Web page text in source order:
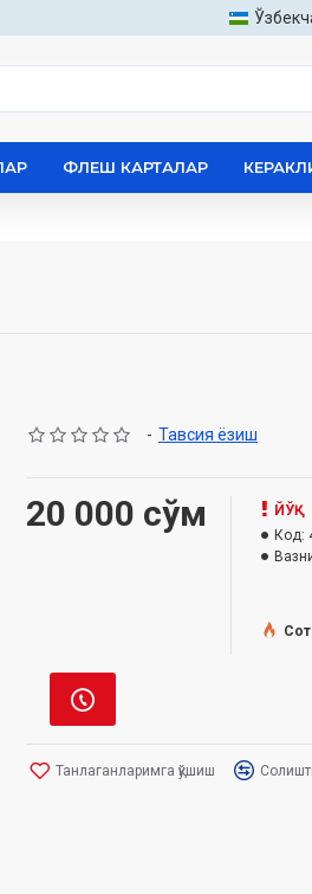
ФЛЕШ КАРТАЛАР
- Тавсия ёзиш
20 000 сўм
ЙЎҚ
Код:
Танлаганларимга қўшиш